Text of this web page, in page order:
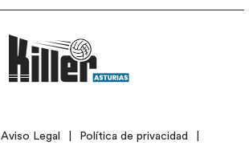
Aviso Legal Política de privacidad